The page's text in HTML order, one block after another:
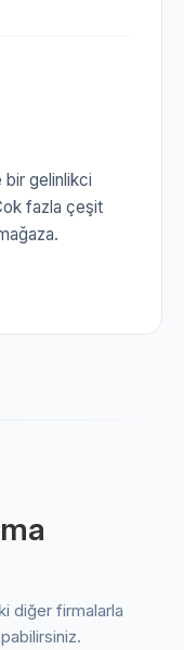
bir gelinlikci
fazla çeşit
diğer firmalarla